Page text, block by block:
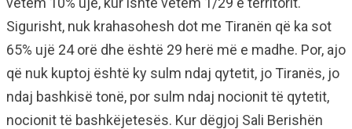
Sigurisht, nuk krahasohesh dot me Tiranën që ka sot
65% ujë 24 orë dhe është 29 herë më e madhe. Por, ajo
që nuk kuptoj është ky sulm ndaj qytetit, jo Tiranës, jo
ndaj bashkisë tonë, por sulm ndaj nocionit të qytetit,
nocionit të bashkëjetesës. Kur dëgjoj Sali Berishën